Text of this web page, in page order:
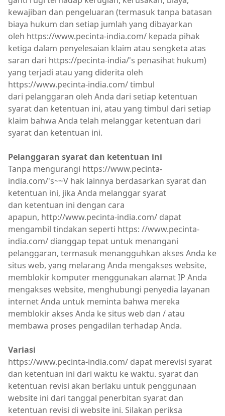
kewajiban dan pengeluaran (termasuk tanpa batasan
biaya hukum dan setiap jumlah yang dibayarkan
oleh https://www.pecinta-india.com/ kepada pihak
ketiga dalam penyelesaian klaim atau sengketa atas
saran dari https://pecinta-india/'s penasihat hukum)
yang terjadi atau yang diderita oleh
https://www.pecinta-india.com/ timbul
dari pelanggaran oleh Anda dari setiap ketentuan
syarat dan ketentuan ini, atau yang timbul dari setiap
klaim bahwa Anda telah melanggar ketentuan dari
syarat dan ketentuan ini.
Pelanggaran syarat dan ketentuan ini
Tanpa mengurangi https://www.pecinta-
india.com/'s~~V hak lainnya berdasarkan syarat dan
ketentuan ini, jika Anda melanggar syarat
dan ketentuan ini dengan cara
apapun, http://www.pecinta-india.com/ dapat
mengambil tindakan seperti https: //www.pecinta-
india.com/ dianggap tepat untuk menangani
pelanggaran, termasuk menangguhkan akses Anda ke
situs web, yang melarang Anda mengakses website,
memblokir komputer menggunakan alamat IP Anda
mengakses website, menghubungi penyedia layanan
internet Anda untuk meminta bahwa mereka
memblokir akses Anda ke situs web dan / atau
membawa proses pengadilan terhadap Anda.
Variasi
https://www.pecinta-india.com/ dapat merevisi syarat
dan ketentuan ini dari waktu ke waktu. syarat dan
ketentuan revisi akan berlaku untuk penggunaan
website ini dari tanggal penerbitan syarat dan
ketentuan revisi di website ini. Silakan periksa